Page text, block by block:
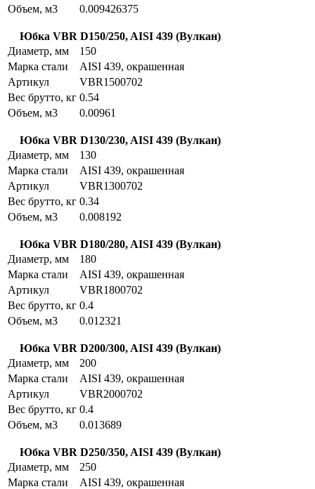
Объем, м3 0.009426375
Юбка VBR D150/250, AISI 439 (Вулкан)
Диаметр, мм
150
Марка стали
AISI 439, окрашенная
Артикул
VBR1500702
Вес брутто, кг 0.54
Объем, м3
0.00961
Юбка VBR D130/230, AISI 439 (Вулкан)
Диаметр, мм
130
Марка стали
AISI 439, окрашенная
Артикул
VBR1300702
Вес брутто, кг 0.34
Объем, м3
0.008192
Юбка VBR D180/280, AISI 439 (Вулкан)
Диаметр, мм
180
Марка стали
AISI 439, окрашенная
Артикул
VBR1800702
Вес брутто, кг 0.4
Объем, м3
0.012321
Юбка VBR D200/300, AISI 439 (Вулкан)
Диаметр, мм
200
Марка стали
AISI 439, окрашенная
Артикул
VBR2000702
Вес брутто, кг 0.4
Объем, м3
0.013689
Юбка VBR D250/350, AISI 439 (Вулкан)
Диаметр, мм
250
Марка стали
AISI 439, окрашенная